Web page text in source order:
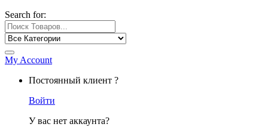
Search for:
My Account
Постоянный клиент ?
Войти
У вас нет аккаунта?